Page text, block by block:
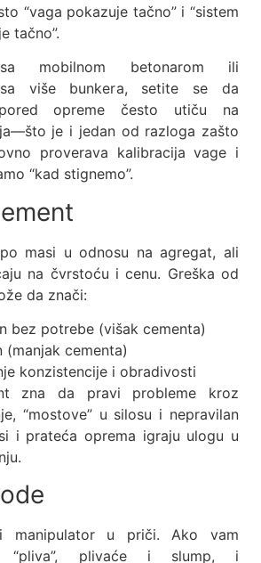
“vaga pokazuje tačno” i “sistem
tačno”.
mobilnom betonarom ili
sa više bunkera, setite se da
opreme često utiču na
je i jedan od razloga zašto
proverava kalibracija vage i
“kad stignemo”.
masi u odnosu na agregat, ali
na čvrstoću i cenu. Greška od
da znači:
bez potrebe (višak cementa)
(manjak cementa)
konzistencije i obradivosti
zna da pravi probleme kroz
“mostove” u silosu i nepravilan
i prateća oprema igraju ulogu u
manipulator u priči. Ako vam
“pliva”, plivaće i slump, i